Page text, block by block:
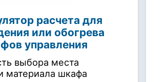
расчета для
или обогрева
управления
выбора места
материала шкафа